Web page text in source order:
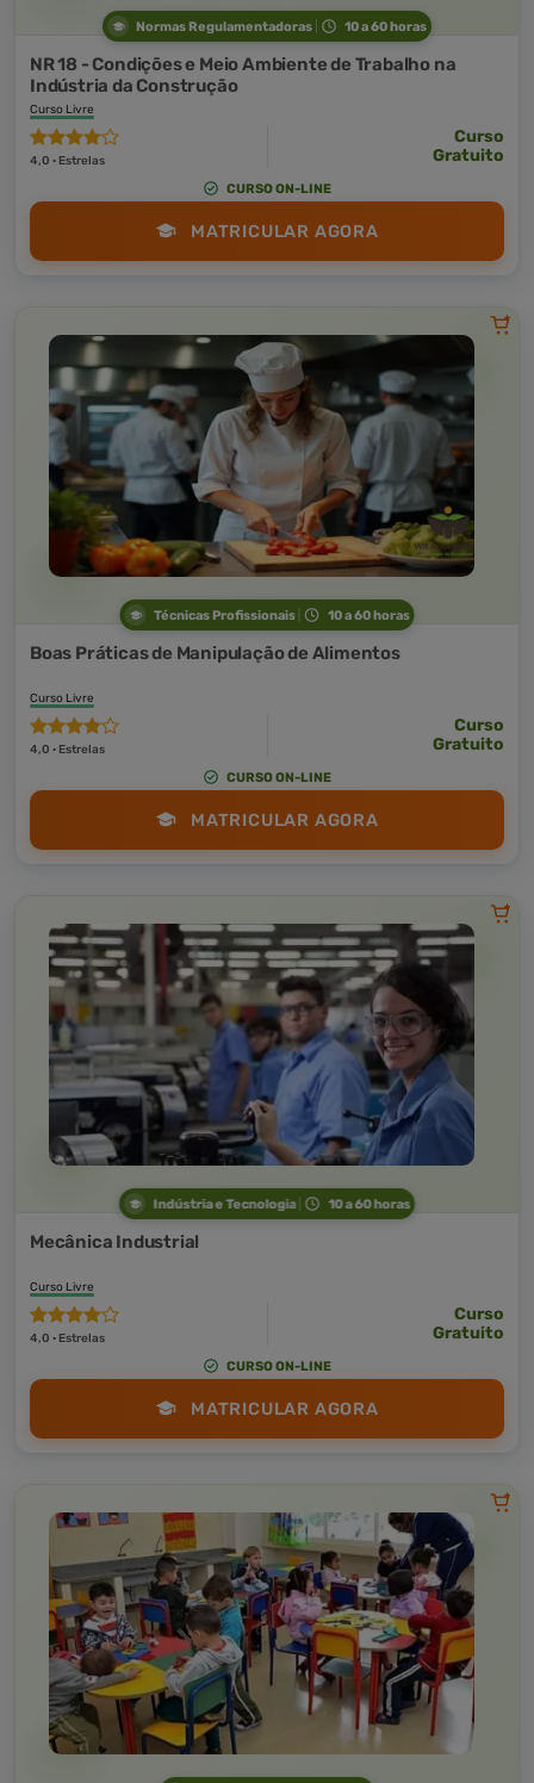
Normas Regulamentadoras 10 a 60 horas
NR 18 - Condições e Meio Ambiente de Trabalho na
Indústria da Construção
Curso Livre
4,0 · Estrelas
Curso
Gratuito
CURSO ON-LINE
MATRICULAR AGORA
Técnicas Profissionais 10 a 60 horas
Boas Práticas de Manipulação de Alimentos
Curso Livre
4,0 · Estrelas
Curso
Gratuito
CURSO ON-LINE
MATRICULAR AGORA
Indústria e Tecnologia 10 a 60 horas
Mecânica Industrial
Curso Livre
4,0 · Estrelas
Curso
Gratuito
CURSO ON-LINE
MATRICULAR AGORA